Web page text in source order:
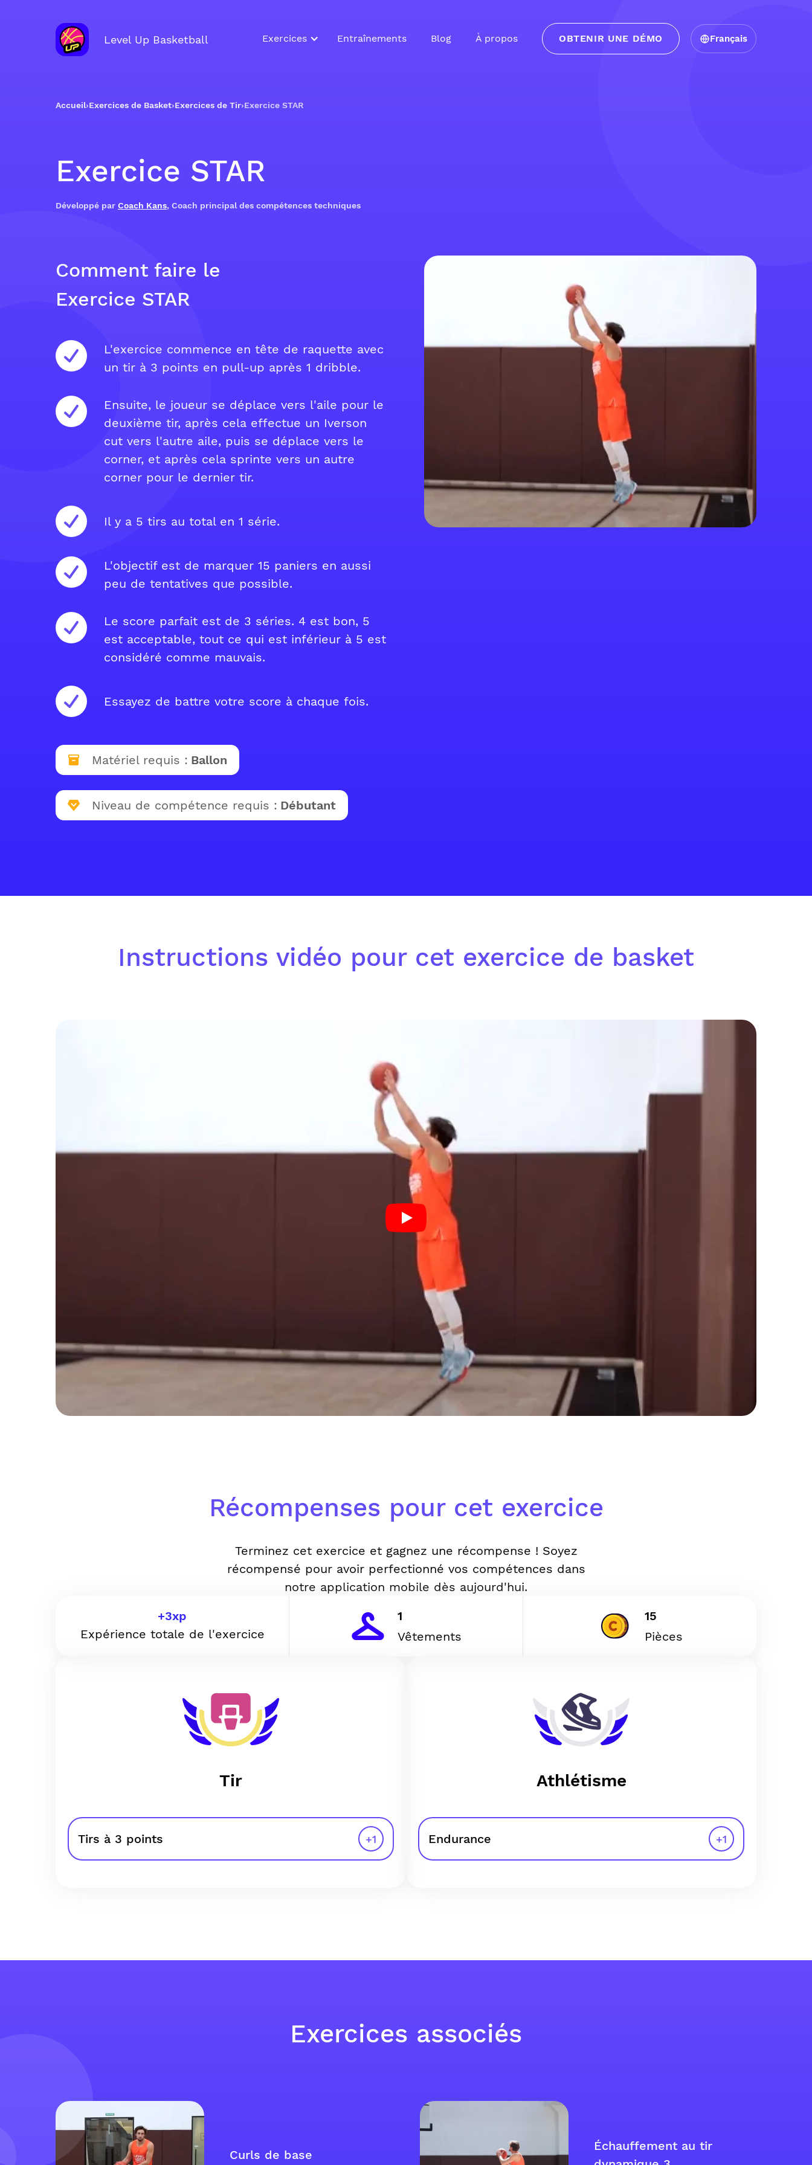
Level Up Basketball Exercices Entraînements Blog À propos OBTENIR UNE DÉMO Français
Accueil›Exercices de Basket›Exercices de Tir›Exercice STAR
Exercice STAR
Développé par Coach Kans, Coach principal des compétences techniques
Comment faire le
Exercice STAR
L'exercice commence en tête de raquette avec
un tir à 3 points en pull-up après 1 dribble.
Ensuite, le joueur se déplace vers l'aile pour le
deuxième tir, après cela effectue un Iverson
cut vers l'autre aile, puis se déplace vers le
corner, et après cela sprinte vers un autre
corner pour le dernier tir.
Il y a 5 tirs au total en 1 série.
L'objectif est de marquer 15 paniers en aussi
peu de tentatives que possible.
Le score parfait est de 3 séries. 4 est bon, 5
est acceptable, tout ce qui est inférieur à 5 est
considéré comme mauvais.
Essayez de battre votre score à chaque fois.
Matériel requis : Ballon
Niveau de compétence requis : Débutant
Instructions vidéo pour cet exercice de basket
Récompenses pour cet exercice
Terminez cet exercice et gagnez une récompense ! Soyez
récompensé pour avoir perfectionné vos compétences dans
notre application mobile dès aujourd'hui.
+3xp
Expérience totale de l'exercice
1
Vêtements
15
Pièces
Tir
Tirs à 3 points +1
Athlétisme
Endurance +1
Exercices associés
Curls de base
Échauffement au tir